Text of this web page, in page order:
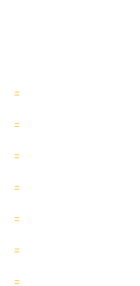
–
–
–
–
–
–
–